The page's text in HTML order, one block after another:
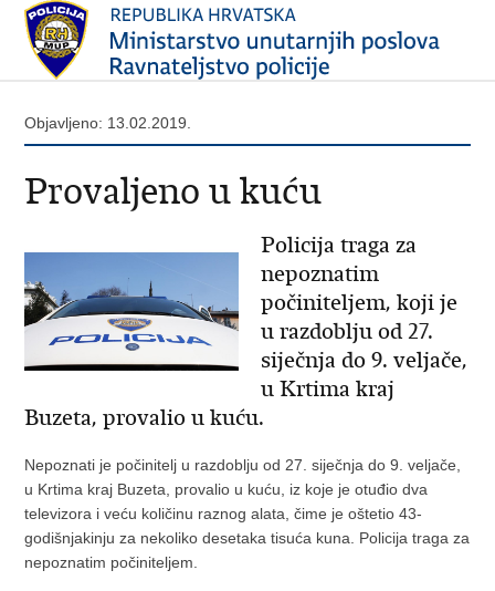
Objavljeno: 13.02.2019.
Provaljeno u kuću
Policija traga za
nepoznatim
počiniteljem, koji je
u razdoblju od 27.
siječnja do 9. veljače,
u Krtima kraj
Buzeta, provalio u kuću.
Nepoznati je počinitelj u razdoblju od 27. siječnja do 9. veljače,
u Krtima kraj Buzeta, provalio u kuću, iz koje je otuđio dva
televizora i veću količinu raznog alata, čime je oštetio 43-
godišnjakinju za nekoliko desetaka tisuća kuna. Policija traga za
nepoznatim počiniteljem.